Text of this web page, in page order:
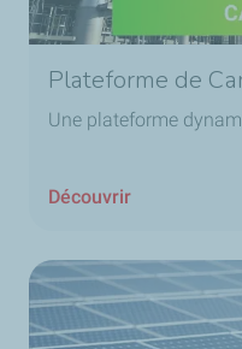
Plateforme de
Une plateforme
Découvrir